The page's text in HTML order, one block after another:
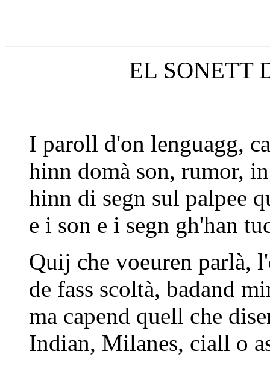
EL SONETT
I paroll d'on lenguagg,
hinn domà son, rumor,
hinn di segn sul palpee
e i son e i segn gh'han
Quij che voeuren parlà,
de fass scoltà, badand
ma capend quell che
Indian, Milanes, ciall o